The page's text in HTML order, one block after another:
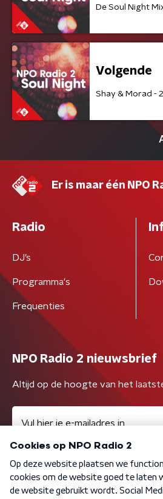
De Soul Night
Volgende
Shay & Morad -
Er is maar één NPO
Radio
DJ’s
Programma's
Frequenties
NPO Radio 2 nieuwsbrief
Altijd op de hoogte van het